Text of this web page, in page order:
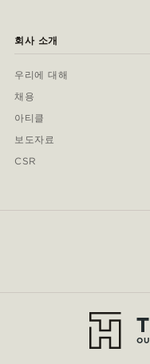
회사 소개
우리에 대해
채용
아티클
보도자료
CSR